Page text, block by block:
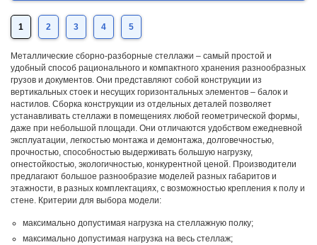
1 2 3 4 5
Металлические сборно-разборные стеллажи – самый простой и
удобный способ рационального и компактного хранения разнообразных
грузов и документов. Они представляют собой конструкции из
вертикальных стоек и несущих горизонтальных элементов – балок и
настилов. Сборка конструкции из отдельных деталей позволяет
устанавливать стеллажи в помещениях любой геометрической формы,
даже при небольшой площади. Они отличаются удобством ежедневной
эксплуатации, легкостью монтажа и демонтажа, долговечностью,
прочностью, способностью выдерживать большую нагрузку,
огнестойкостью, экологичностью, конкурентной ценой. Производители
предлагают большое разнообразие моделей разных габаритов и
этажности, в разных комплектациях, с возможностью крепления к полу и
стене. Критерии для выбора модели:
максимально допустимая нагрузка на стеллажную полку;
максимально допустимая нагрузка на весь стеллаж;